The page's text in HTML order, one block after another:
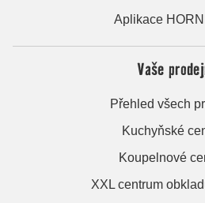
Aplikace
Vaše
Přehled všech
Kuchyňské
Koupelnové
XXL centrum